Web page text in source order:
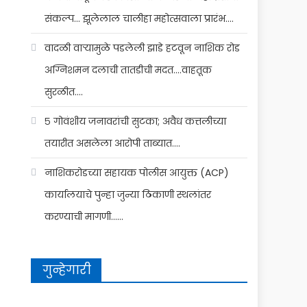
संकल्प… झूलेलाल चालीहा महोत्सवाला प्रारंभ….
वादळी वाऱ्यामुळे पडलेली झाडे हटवून नाशिक रोड
अग्निशमन दलाची तातडीची मदत….वाहतूक
सुरळीत….
५ गोवंशीय जनावरांची सुटका; अवैध कत्तलीच्या
तयारीत असलेला आरोपी ताब्यात….
नाशिकरोडच्या सहायक पोलीस आयुक्त (ACP)
कार्यालयाचे पुन्हा जुन्या ठिकाणी स्थलांतर
करण्याची मागणी……
गुन्हेगारी